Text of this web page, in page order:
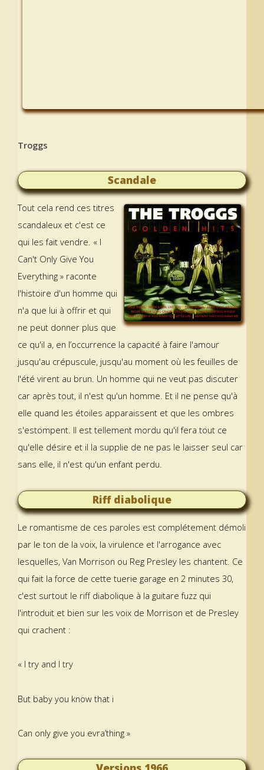
Troggs
Scandale
Tout cela rend ces titres
scandaleux et c'est ce
qui les fait vendre. « I
Can't Only Give You
Everything » raconte
l'histoire d'un homme qui
n'a que lui à offrir et qui
ne peut donner plus que
ce qu'il a, en l’occurrence la capacité à faire l'amour
jusqu'au crépuscule, jusqu'au moment où les feuilles de
l'été virent au brun. Un homme qui ne veut pas discuter
car après tout, il n'est qu'un homme. Et il ne pense qu'à
elle quand les étoiles apparaissent et que les ombres
s'estompent. Il est tellement mordu qu'il fera tout ce
qu'elle désire et il la supplie de ne pas le laisser seul car
sans elle, il n'est qu'un enfant perdu.
Riff diabolique
Le romantisme de ces paroles est complétement démoli
par le ton de la voix, la virulence et l'arrogance avec
lesquelles, Van Morrison ou Reg Presley les chantent. Ce
qui fait la force de cette tuerie garage en 2 minutes 30,
c'est surtout le riff diabolique à la guitare fuzz qui
l'introduit et bien sur les voix de Morrison et de Presley
qui crachent :
« I try and I try
But baby you know that i
Can only give you evra’thing »